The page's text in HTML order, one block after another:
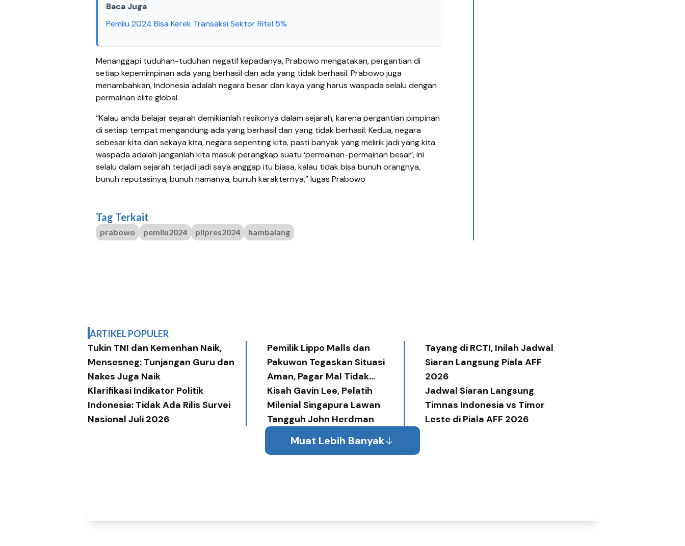
Baca Juga
Pemilu 2024 Bisa Kerek Transaksi Sektor Ritel 5%
Menanggapi tuduhan-tuduhan negatif kepadanya, Prabowo mengatakan, pergantian di
setiap kepemimpinan ada yang berhasil dan ada yang tidak berhasil. Prabowo juga
menambahkan, Indonesia adalah negara besar dan kaya yang harus waspada selalu dengan
permainan elite global.
“Kalau anda belajar sejarah demikianlah resikonya dalam sejarah, karena pergantian pimpinan
di setiap tempat mengandung ada yang berhasil dan yang tidak berhasil. Kedua, negara
sebesar kita dan sekaya kita, negara sepenting kita, pasti banyak yang melirik jadi yang kita
waspada adalah janganlah kita masuk perangkap suatu ‘permainan-permainan besar’, ini
selalu dalam sejarah terjadi jadi saya anggap itu biasa, kalau tidak bisa bunuh orangnya,
bunuh reputasinya, bunuh namanya, bunuh karakternya,” lugas Prabowo
Tag Terkait
prabowo pemilu2024 pilpres2024 hambalang
ARTIKEL POPULER
Tukin TNI dan Kemenhan Naik,
Mensesneg: Tunjangan Guru dan
Nakes Juga Naik
Pemilik Lippo Malls dan
Pakuwon Tegaskan Situasi
Aman, Pagar Mal Tidak
Diperlukan
Tayang di RCTI, Inilah Jadwal
Siaran Langsung Piala AFF
2026
Klarifikasi Indikator Politik
Indonesia: Tidak Ada Rilis Survei
Nasional Juli 2026
Kisah Gavin Lee, Pelatih
Milenial Singapura Lawan
Tangguh John Herdman
Jadwal Siaran Langsung
Timnas Indonesia vs Timor
Leste di Piala AFF 2026
Muat Lebih Banyak